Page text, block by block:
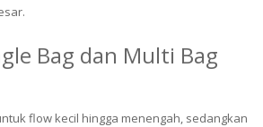
Bag dan Multi Bag
flow kecil hingga menengah, sedangkan